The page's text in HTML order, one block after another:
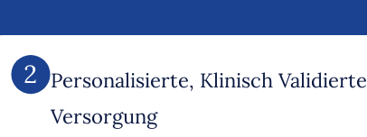
Personalisierte, Klinisch Validierte
Versorgung